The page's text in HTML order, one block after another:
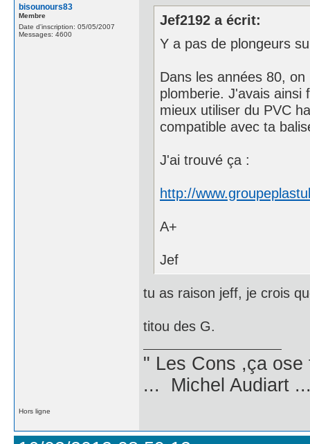
bisounours83
Membre
Date d'inscription: 05/05/2007
Messages: 4600
Jef2192 a écrit:
Y a pas de plongeurs
Dans les années 80,
plomberie. J'avais ainsi
mieux utiliser du PVC
compatible avec ta
J'ai trouvé ça :
http://
A+
Jef
tu as raison jeff, je crois
titou des G.
" Les Cons ,ça
... Michel Audiart
Hors ligne